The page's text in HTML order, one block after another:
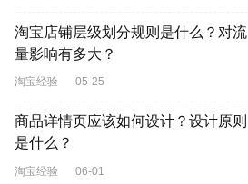
淘宝店铺层级划分规则是什么？对流
量影响有多大？
淘宝经验 05-25
商品详情页应该如何设计？设计原则
是什么？
淘宝经验 06-01